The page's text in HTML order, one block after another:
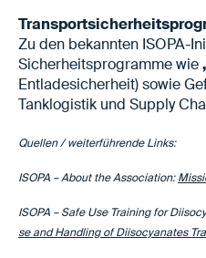
Zu den bekannten ISOPA-
Sicherheitsprogramme wie
Entladesicherheit) sowie
Tanklogistik und Supply
Quellen / weiterführende Links:
ISOPA – About the Association:
ISOPA – Safe Use Training for
se and Handling of Diisocyanates